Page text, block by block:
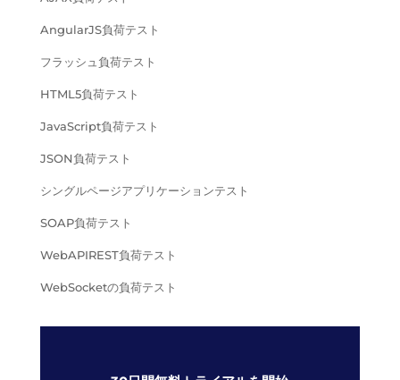
AngularJS負荷テスト
フラッシュ負荷テスト
HTML5負荷テスト
JavaScript負荷テスト
JSON負荷テスト
シングルページアプリケーションテスト
SOAP負荷テスト
WebAPIREST負荷テスト
WebSocketの負荷テスト